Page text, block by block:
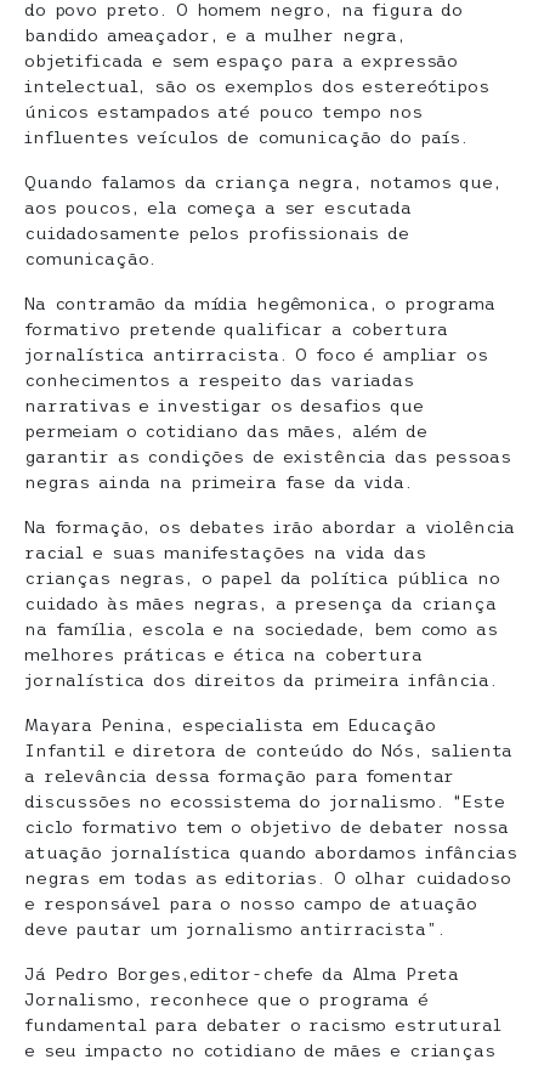
do povo preto. O homem negro, na figura do
bandido ameaçador, e a mulher negra,
objetificada e sem espaço para a expressão
intelectual, são os exemplos dos estereótipos
únicos estampados até pouco tempo nos
influentes veículos de comunicação do país.
Quando falamos da criança negra, notamos que,
aos poucos, ela começa a ser escutada
cuidadosamente pelos profissionais de
comunicação.
Na contramão da mídia hegêmonica, o programa
formativo pretende qualificar a cobertura
jornalística antirracista. O foco é ampliar os
conhecimentos a respeito das variadas
narrativas e investigar os desafios que
permeiam o cotidiano das mães, além de
garantir as condições de existência das pessoas
negras ainda na primeira fase da vida.
Na formação, os debates irão abordar a violência
racial e suas manifestações na vida das
crianças negras, o papel da política pública no
cuidado às mães negras, a presença da criança
na família, escola e na sociedade, bem como as
melhores práticas e ética na cobertura
jornalística dos direitos da primeira infância.
Mayara Penina, especialista em Educação
Infantil e diretora de conteúdo do Nós, salienta
a relevância dessa formação para fomentar
discussões no ecossistema do jornalismo. “Este
ciclo formativo tem o objetivo de debater nossa
atuação jornalística quando abordamos infâncias
negras em todas as editorias. O olhar cuidadoso
e responsável para o nosso campo de atuação
deve pautar um jornalismo antirracista”.
Já Pedro Borges,editor-chefe da Alma Preta
Jornalismo, reconhece que o programa é
fundamental para debater o racismo estrutural
e seu impacto no cotidiano de mães e crianças